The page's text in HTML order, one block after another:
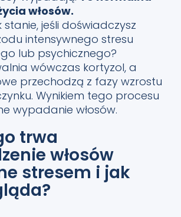
włosów.
stanie, jeśli doświadczysz
intensywnego stresu
lub psychicznego?
wówczas kortyzol, a
przechodzą z fazy wzrostu
Wynikiem tego procesu
wypadanie włosów.
trwa
włosów
stresem i jak